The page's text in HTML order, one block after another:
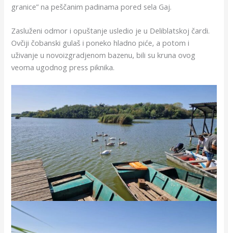
granice” na peščanim padinama pored sela Gaj.
Zasluženi odmor i opuštanje usledio je u Deliblatskoj čardi.
Ovčiji čobanski gulaš i poneko hladno piće, a potom i
uživanje u novoizgradjenom bazenu, bili su kruna ovog
veoma ugodnog press piknika.